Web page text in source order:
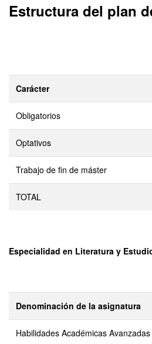
Estructura del plan
Carácter
Obligatorios
Optativos
Trabajo de fin de máster
TOTAL
Especialidad en Literatura y
Denominación de la asignatura
Habilidades Académicas Avanzadas